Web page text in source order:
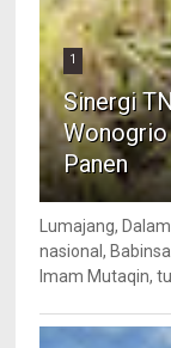
1
Sinergi
Wonogrio
Panen
Lumajang,
nasional,
Imam Mutaqin,